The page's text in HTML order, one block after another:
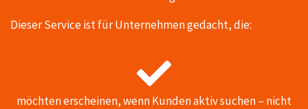
Dieser Service ist für Unternehmen gedacht, die:
möchten erscheinen, wenn Kunden aktiv suchen – nicht